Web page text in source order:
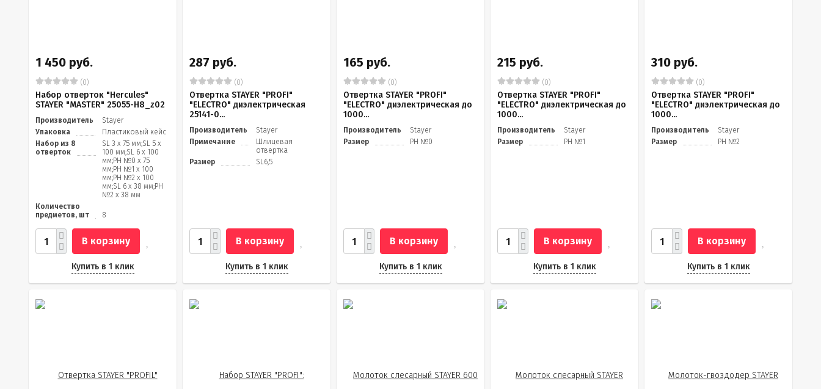
1 450 руб.
(0)
Набор отверток "Hercules"
STAYER "MASTER" 25055-H8_z02
Производитель
Stayer
Упаковка
Пластиковый кейс
Набор из 8
отверток
SL 3 х 75 мм;SL 5 х
100 мм;SL 6 х 100
мм;PH №0 х 75
мм;PH №1 х 100
мм;PH №2 х 100
мм;SL 6 х 38 мм;PH
№2 х 38 мм
Количество
предметов, шт
8
В корзину
Купить в 1 клик
287 руб.
(0)
Отвертка STAYER "PROFI"
"ELECTRO" диэлектрическая
25141-0...
Производитель
Stayer
Примечание
Шлицевая
отвертка
Размер
SL6,5
В корзину
Купить в 1 клик
165 руб.
(0)
Отвертка STAYER "PROFI"
"ELECTRO" диэлектрическая до
1000...
Производитель
Stayer
Размер
PH №0
В корзину
Купить в 1 клик
215 руб.
(0)
Отвертка STAYER "PROFI"
"ELECTRO" диэлектрическая до
1000...
Производитель
Stayer
Размер
PH №1
В корзину
Купить в 1 клик
310 руб.
(0)
Отвертка STAYER "PROFI"
"ELECTRO" диэлектрическая до
1000...
Производитель
Stayer
Размер
PH №2
В корзину
Купить в 1 клик